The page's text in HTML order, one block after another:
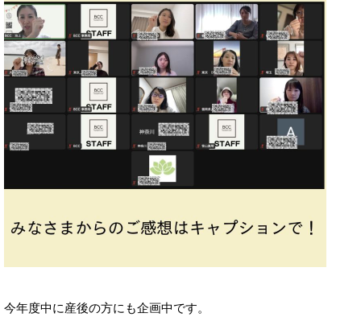
今年度中に産後の方にも企画中です。